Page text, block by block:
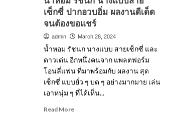
เซ็กซี่ ปากอวบอิ่ม ผลงานดีเด็ด
จนต้องขอแชร์
admin March 28, 2024
น้ำหอม รัชนก นางแบบ สายเซ็กซี่ และ
ดาวเด่น อีกหนึ่งคนจาก แพลตฟอร์ม
โอนลี่แฟน ที่มาพร้อมกับ ผลงาน สุด
เซ็กซี่ แบบยั่ว ๆ บด ๆ อย่างมากมาย เล่น
เอาหนุ่ม ๆ ที่ได้เห็น...
Read MoreRead